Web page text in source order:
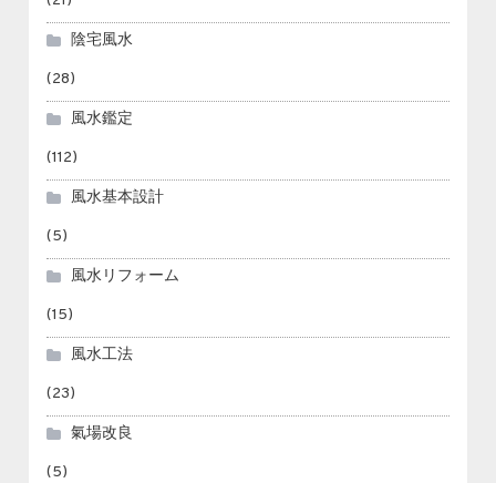
陰宅風水
(28)
風水鑑定
(112)
風水基本設計
(5)
風水リフォーム
(15)
風水工法
(23)
氣場改良
(5)